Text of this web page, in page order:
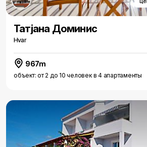
Татjана Доминис
Hvar
967m
объект: от 2 до 10 человек в 4 апартаменты